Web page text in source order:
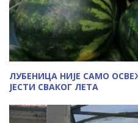
ЛУБЕНИЦА НИЈЕ САМО
ЈЕСТИ СВАКОГ ЛЕТА